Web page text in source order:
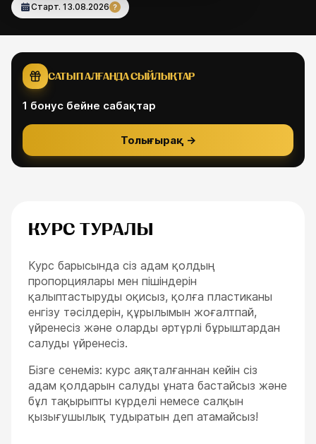
Старт. 13.08.2026 ?
САТЫП АЛҒАНДА СЫЙЛЫҚТАР
1 бонус бейне сабақтар
Толығырақ →
КУРС ТУРАЛЫ
Курс барысында сіз адам қолдың
пропорциялары мен пішіндерін
қалыптастыруды оқисыз, қолға пластиканы
енгізу тәсілдерін, құрылымын жоғалтпай,
үйренесіз және оларды әртүрлі бұрыштардан
салуды үйренесіз.
Бізге сенеміз: курс аяқталғаннан кейін сіз
адам қолдарын салуды ұната бастайсыз және
бұл тақырыпты күрделі немесе салқын
қызығушылық тудыратын деп атамайсыз!